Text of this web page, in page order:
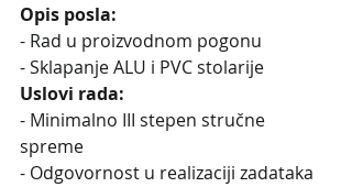
Opis posla:
- Rad u proizvodnom pogonu
- Sklapanje ALU i PVC stolarije
Uslovi rada:
- Minimalno III stepen stručne
spreme
- Odgovornost u realizaciji zadataka